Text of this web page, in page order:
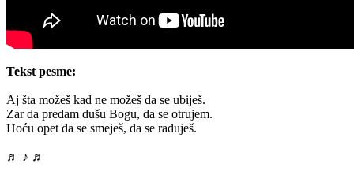
Tekst pesme:
Aj šta možeš kad ne možeš da se ubiješ.
Zar da predam dušu Bogu, da se otrujem.
Hoću opet da se smeješ, da se raduješ.
♬ ♪ ♬